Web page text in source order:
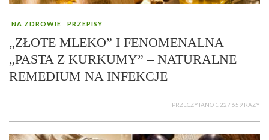
NA ZDROWIE PRZEPISY
„ZŁOTE MLEKO” I FENOMENALNA
„PASTA Z KURKUMY” – NATURALNE
REMEDIUM NA INFEKCJE
PRZECZYTANO 1 227 659 RAZY